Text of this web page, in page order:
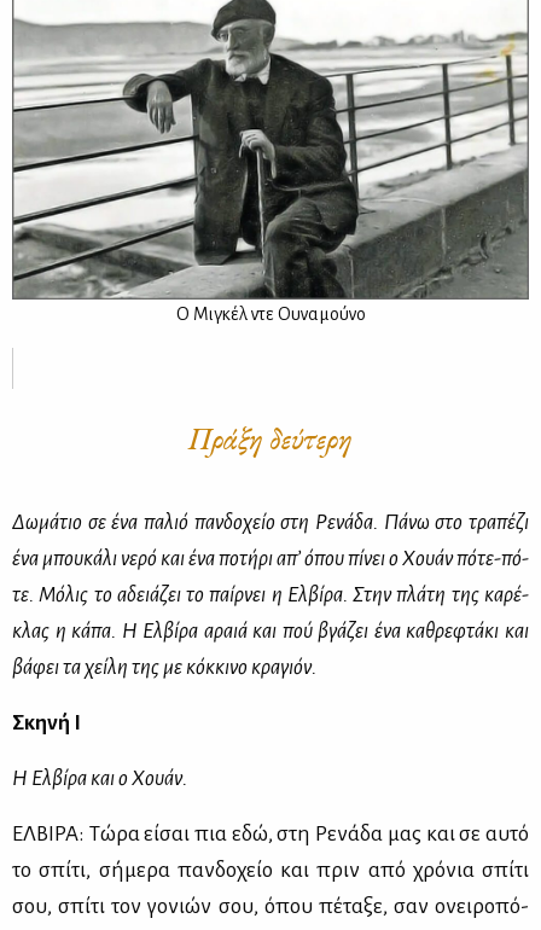
O Mι­γκέλ ντε Ου­να­μού­νο
Πράξη δεύτερη
Δω­μά­τιο σε ένα πα­λιό παν­δο­χείο στη Ρε­νά­δα. Πά­νω στο τρα­πέ­ζι
ένα μπου­κά­λι νε­ρό και ένα πο­τή­ρι απ’ όπου πί­νει ο Χουάν πό­τε-πό­
τε. Μό­λις το αδειά­ζει το παίρ­νει η Ελ­βί­ρα. Στην πλά­τη της κα­ρέ­
κλας η κά­πα. Η Ελ­βί­ρα αραιά και πού βγά­ζει ένα κα­θρε­φτά­κι και
βά­φει τα χεί­λη της με κόκ­κι­νο κρα­γιόν.
Σκη­νή Ι
Η Ελ­βί­ρα και ο Χουάν.
ΕΛ­ΒΙ­ΡΑ: Τώ­ρα εί­σαι πια εδώ, στη Ρε­νά­δα μας και σε αυ­τό
το σπί­τι, σή­με­ρα παν­δο­χείο και πριν από χρό­νια σπί­τι
σου, σπί­τι τον γο­νιών σου, όπου πέ­τα­ξε, σαν ονει­ρο­πό­